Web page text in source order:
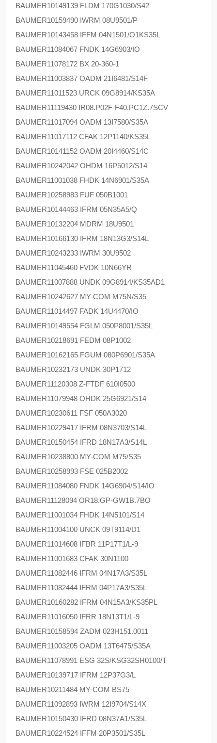
BAUMER10149139 FLDM 170G1030/S42
BAUMER10159490 IWRM 08U9501/P
BAUMER10143458 IFFM 04N1501/O1KS35L
BAUMER11084067 FNDK 14G6903/IO
BAUMER11078172 BX 20-360-1
BAUMER11003837 OADM 21I6481/S14F
BAUMER11011523 URCK 09G8914/KS35A
BAUMER11119430 IR08.P02F-F40.PC1Z.7SCV
BAUMER11017094 OADM 13I7580/S35A
BAUMER11017112 CFAK 12P1140/KS35L
BAUMER10141152 OADM 20I4460/S14C
BAUMER10242042 OHDM 16P5012/S14
BAUMER11001038 FHDK 14N6901/S35A
BAUMER10258983 FUF 050B1001
BAUMER10144463 IFRM 05N35A5/Q
BAUMER10132204 MDRM 18U9501
BAUMER10166130 IFRM 18N13G3/S14L
BAUMER10243233 IWRM 30U9502
BAUMER11045460 FVDK 10N66YR
BAUMER11007888 UNDK 09G8914/KS35AD1
BAUMER10242627 MY-COM M75N/S35
BAUMER11014497 FADK 14U4470/IO
BAUMER10149554 FGLM 050P8001/S35L
BAUMER10218691 FEDM 08P1002
BAUMER10162165 FGUM 080P6901/S35A
BAUMER10232173 UNDK 30P1712
BAUMER11120308 Z-FTDF 610I0500
BAUMER11079948 OHDK 25G6921/S14
BAUMER10230611 FSF 050A3020
BAUMER10229417 IFRM 08N3703/S14L
BAUMER10150454 IFRD 18N17A3/S14L
BAUMER10238800 MY-COM M75/S35
BAUMER10258993 FSE 025B2002
BAUMER11084080 FNDK 14G6904/S14/IO
BAUMER11128094 OR18.GP-GW1B.7BO
BAUMER11001034 FHDK 14N5101/S14
BAUMER11004100 UNCK 09T9114/D1
BAUMER11014608 IFBR 11P17T1/L-9
BAUMER11001683 CFAK 30N1100
BAUMER11082446 IFRM 04N17A3/S35L
BAUMER11082444 IFRM 04P17A3/S35L
BAUMER10160282 IFRM 04N15A3/KS35PL
BAUMER11016050 IFRR 18N13T1/L-9
BAUMER10158594 ZADM 023H151.0011
BAUMER11003205 OADM 13T6475/S35A
BAUMER11078991 ESG 32S/KSG32SH0100/T
BAUMER10139717 IFRM 12P37G3/L
BAUMER10211484 MY-COM BS75
BAUMER11092893 IWRM 12I9704/S14X
BAUMER10150430 IFRD 08N37A1/S35L
BAUMER10224524 IFFM 20P3501/S35L